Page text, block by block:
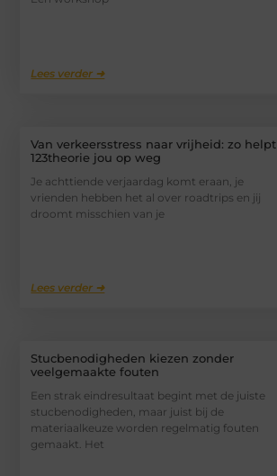
Lees verder ➜
Van verkeersstress naar vrijheid: zo helpt
123theorie jou op weg
Je achttiende verjaardag komt eraan, je
vrienden hebben het al over roadtrips en jij
droomt misschien van je
Lees verder ➜
Stucbenodigheden kiezen zonder
veelgemaakte fouten
Een strak eindresultaat begint met de juiste
stucbenodigheden, maar juist bij de
materiaalkeuze worden regelmatig fouten
gemaakt. Het